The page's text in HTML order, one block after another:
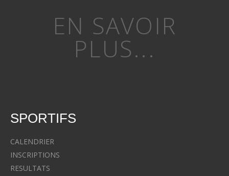
EN SAVOIR
PLUS...
SPORTIFS
CALENDRIER
INSCRIPTIONS
RESULTATS